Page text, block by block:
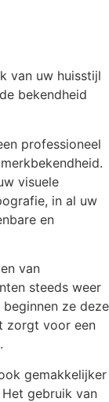
van uw huisstijl
bekendheid
professioneel
visuele
in al uw
en
van
steeds weer
ze deze
zorgt voor een
gemakkelijker
gebruik van